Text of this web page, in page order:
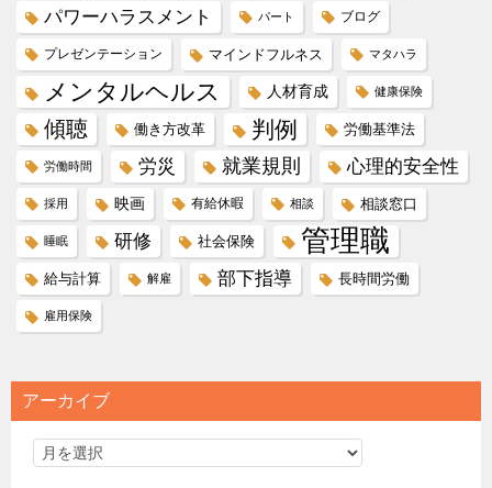
パワーハラスメント パート ブログ
プレゼンテーション マインドフルネス マタハラ
メンタルヘルス 人材育成 健康保険
傾聴 働き方改革 判例 労働基準法
労働時間 労災 就業規則 心理的安全性
採用 映画 有給休暇 相談 相談窓口
睡眠 研修 社会保険 管理職
給与計算 解雇 部下指導 長時間労働
雇用保険
アーカイブ